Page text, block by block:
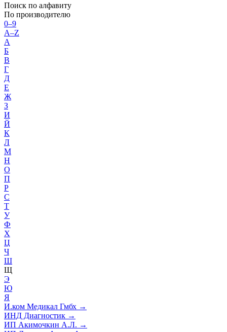
Поиск по алфавиту
По производителю
0–9
A–Z
А
Б
В
Г
Д
Е
Ж
З
И
Й
К
Л
М
Н
О
П
Р
С
Т
У
Ф
Х
Ц
Ч
Ш
Щ
Э
Ю
Я
И.ком Медикал Гмбх →
ИНД Диагностик →
ИП Акимочкин А.Л. →